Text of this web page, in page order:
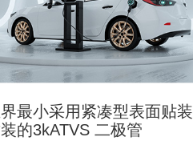
最小采用紧凑型表面贴装
的3kATVS 二极管